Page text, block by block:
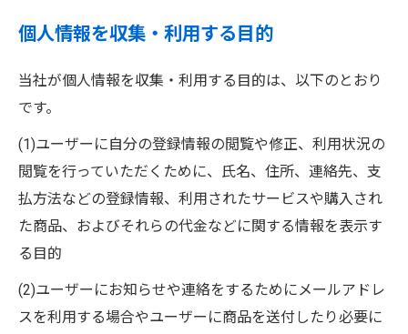
個人情報を収集・利用する目的
当社が個人情報を収集・利用する目的は、以下のとおり
です。
(1)ユーザーに自分の登録情報の閲覧や修正、利用状況の
閲覧を行っていただくために、氏名、住所、連絡先、支
払方法などの登録情報、利用されたサービスや購入され
た商品、およびそれらの代金などに関する情報を表示す
る目的
(2)ユーザーにお知らせや連絡をするためにメールアドレ
スを利用する場合やユーザーに商品を送付したり必要に